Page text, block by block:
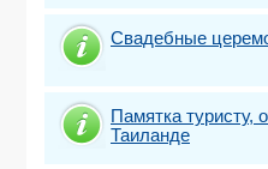
Свадебные
Памятка
Таиланде